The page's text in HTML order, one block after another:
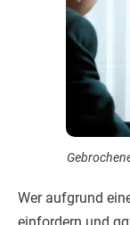
Wer aufgrund